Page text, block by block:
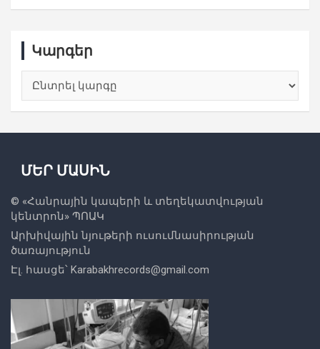
Կարգեր
ՄԵՐ ՄԱՍԻՆ
© «Հանրային կապերի և տեղեկատվության
կենտրոն» ՊՈԱԿ
Արխիվային նյութերի ուսումնասիրության
ծառայություն
Էլ. հասցե՝ Karabakhrecords@gmail.com